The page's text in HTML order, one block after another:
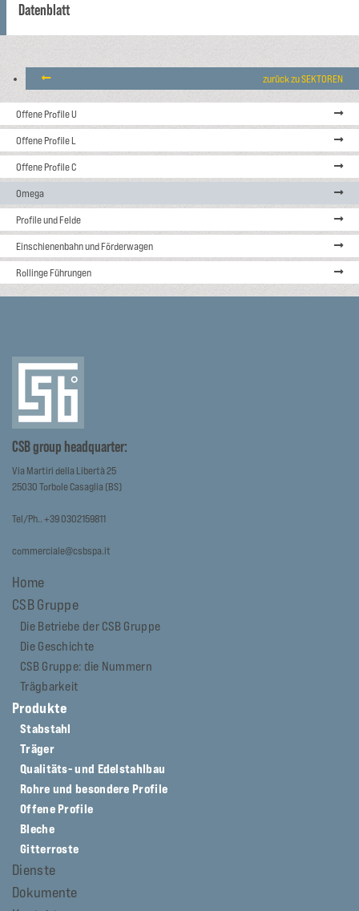
Datenblatt
zurück zu SEKTOREN
Offene Profile U
Offene Profile L
Offene Profile C
Omega
Profile und Felde
Einschienenbahn und Förderwagen
Rollinge Führungen
CSB group headquarter:
Via Martiri della Libertà 25
25030 Torbole Casaglia (BS)
Tel/Ph.. +39 0302159811
commerciale@csbspa.it
Home
CSB Gruppe
Die Betriebe der CSB Gruppe
Die Geschichte
CSB Gruppe: die Nummern
Trägbarkeit
Produkte
Stabstahl
Träger
Qualitäts- und Edelstahlbau
Rohre und besondere Profile
Offene Profile
Bleche
Gitterroste
Dienste
Dokumente